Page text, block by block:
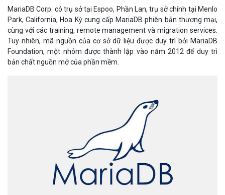
MariaDB Corp. có trụ sở tại Espoo, Phần Lan, trụ sở chính tại Menlo
Park, California, Hoa Kỳ cung cấp MariaDB phiên bản thương mại,
cùng với các training, remote management và migration services.
Tuy nhiên, mã nguồn của cơ sở dữ liệu được duy trì bởi MariaDB
Foundation, một nhóm được thành lập vào năm 2012 để duy trì
bản chất nguồn mở của phần mềm.